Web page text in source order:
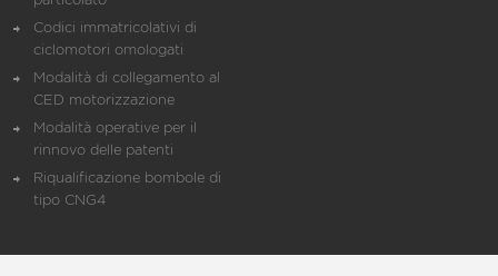
Codici immatricolativi di
ciclomotori omologati
Modalità di collegamento al
CED motorizzazione
Modalità operative per il
rinnovo delle patenti
Riqualificazione bombole di
tipo CNG4